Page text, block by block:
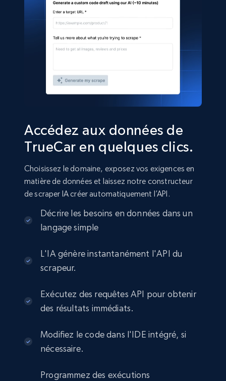
Accédez aux données de
TrueCar en quelques clics.
Choisissez le domaine, exposez vos exigences en
matière de données et laissez notre constructeur
de scraper IA créer automatiquement l’API.
Décrire les besoins en données dans un
langage simple
L'IA génère instantanément l'API du
scrapeur.
Exécutez des requêtes API pour obtenir
des résultats immédiats.
Modifiez le code dans l'IDE intégré, si
nécessaire.
Programmez des exécutions